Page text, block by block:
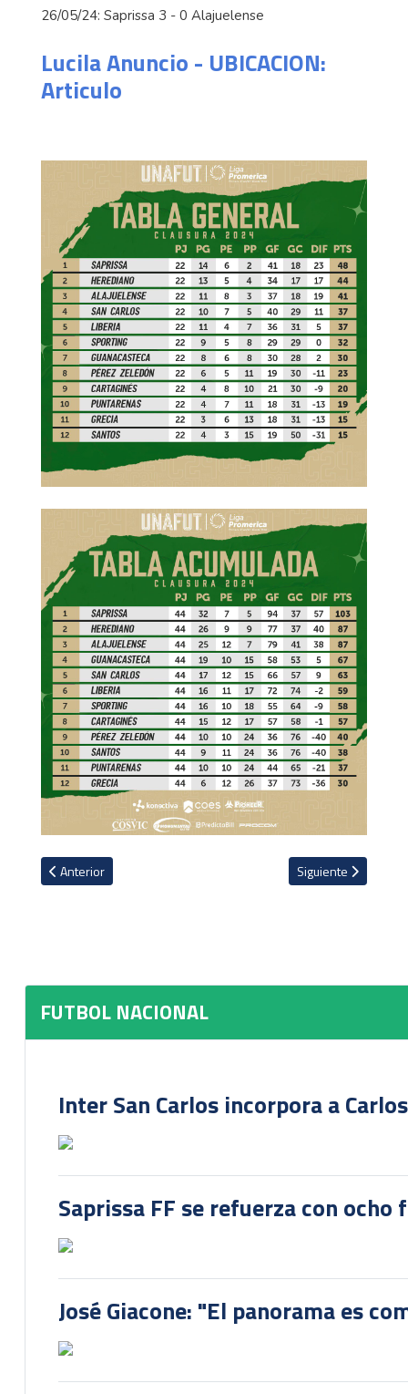
26/05/24: Saprissa 3 - 0 Alajuelense
Lucila Anuncio - UBICACION:
Articulo
Artículo anterior: Desde Puntarenas llega el nuevo refuerzo del
Anterior Artículo siguiente:
Siguiente
FUTBOL NACIONAL
Inter San Carlos incorpora a
Saprissa FF se refuerza con
José Giacone: "El panorama es